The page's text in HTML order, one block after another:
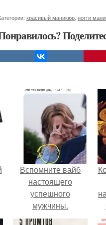
красивый маникюр ногти
Вспомните вайб
настоящего
успешного
мужчины.